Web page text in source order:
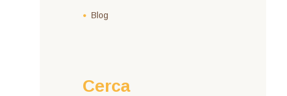
Blog
Cerca